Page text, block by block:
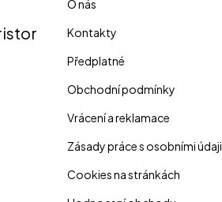
O nás
Kontakty
Předplatné
Obchodní podmínky
Vrácení a reklamace
Zásady práce s osobními údaji
Cookies na stránkách